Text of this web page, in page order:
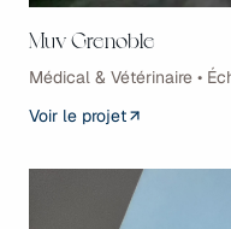
Muv Grenoble
Médical & Vétérinaire •
Voir le projet